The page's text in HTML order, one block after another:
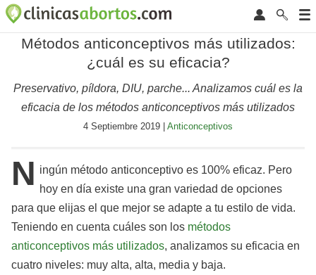
Métodos anticonceptivos más utilizados:
¿cuál es su eficacia?
Preservativo, píldora, DIU, parche... Analizamos cuál es la
eficacia de los métodos anticonceptivos más utilizados
4 Septiembre 2019 | Anticonceptivos
N ingún método anticonceptivo es 100% eficaz. Pero
hoy en día existe una gran variedad de opciones
para que elijas el que mejor se adapte a tu estilo de vida.
Teniendo en cuenta cuáles son los métodos
anticonceptivos más utilizados, analizamos su eficacia en
cuatro niveles: muy alta, alta, media y baja.